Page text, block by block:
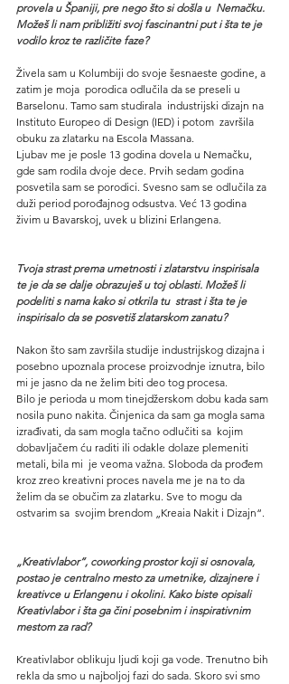
provela u Španiji, pre nego što si došla u  Nemačku.
Možeš li nam približiti svoj fascinantni put i šta te je
vodilo kroz te različite faze?
Živela sam u Kolumbiji do svoje šesnaeste godine, a
zatim je moja  porodica odlučila da se preseli u
Barselonu. Tamo sam studirala  industrijski dizajn na
Instituto Europeo di Design (IED) i potom  završila
obuku za zlatarku na Escola Massana.
Ljubav me je posle 13 godina dovela u Nemačku,
gde sam rodila dvoje dece. Prvih sedam godina
posvetila sam se porodici. Svesno sam se odlučila za
duži period porođajnog odsustva. Već 13 godina
živim u Bavarskoj, uvek u blizini Erlangena.
Tvoja strast prema umetnosti i zlatarstvu inspirisala
te je da se dalje obrazuješ u toj oblasti. Možeš li
podeliti s nama kako si otkrila tu  strast i šta te je
inspirisalo da se posvetiš zlatarskom zanatu?
Nakon što sam završila studije industrijskog dizajna i
posebno upoznala procese proizvodnje iznutra, bilo
mi je jasno da ne želim biti deo tog procesa.
Bilo je perioda u mom tinejdžerskom dobu kada sam
nosila puno nakita. Činjenica da sam ga mogla sama
izrađivati, da sam mogla tačno odlučiti sa  kojim
dobavljačem ću raditi ili odakle dolaze plemeniti
metali, bila mi  je veoma važna. Sloboda da prođem
kroz zreo kreativni proces navela me je na to da
želim da se obučim za zlatarku. Sve to mogu da
ostvarim sa  svojim brendom „Kreaia Nakit i Dizajn“.
„Kreativlabor“, coworking prostor koji si osnovala,
postao je centralno mesto za umetnike, dizajnere i
kreativce u Erlangenu i okolini. Kako biste opisali
Kreativlabor i šta ga čini posebnim i inspirativnim
mestom za rad?
Kreativlabor oblikuju ljudi koji ga vode. Trenutno bih
rekla da smo u najboljoj fazi do sada. Skoro svi smo